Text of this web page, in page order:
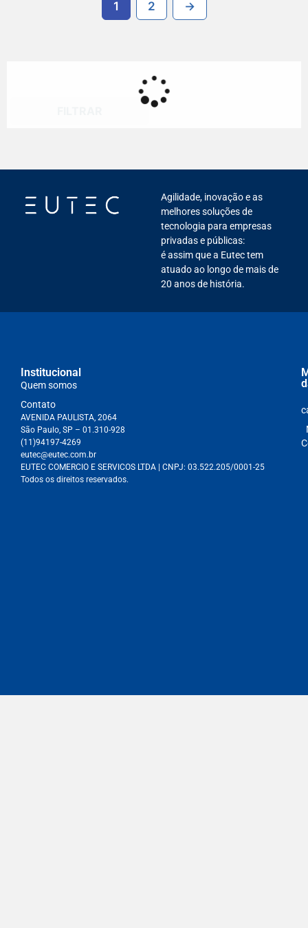
1 2 →
Agilidade, inovação e as
melhores soluções de
tecnologia para empresas
privadas e públicas:
é assim que a Eutec tem
atuado ao longo de mais de
20 anos de história.
Institucional
Quem somos
Contato
AVENIDA PAULISTA, 2064
São Paulo, SP – 01.310-928
(11)94197-4269
eutec@eutec.com.br
EUTEC COMERCIO E SERVICOS LTDA | CNPJ: 03.522.205/0001-25
Todos os direitos reservados.